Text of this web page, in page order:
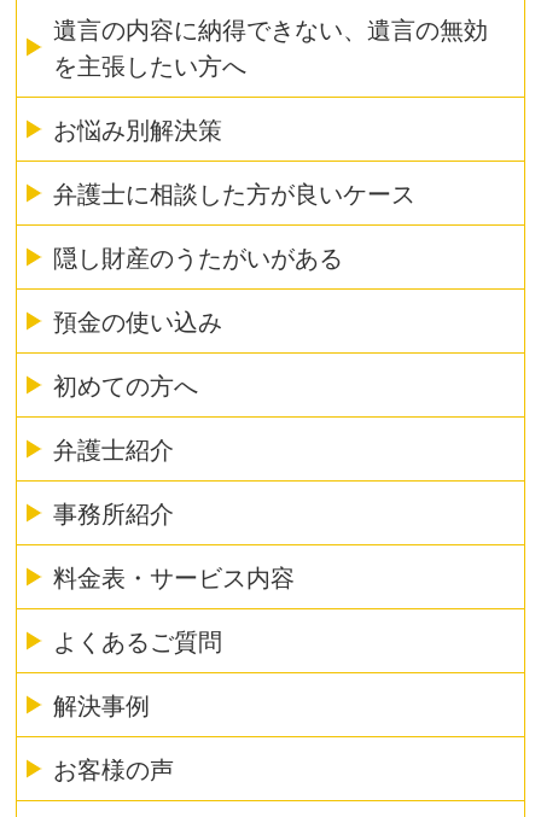
遺言の内容に納得できない、遺言の無効
を主張したい方へ
お悩み別解決策
弁護士に相談した方が良いケース
隠し財産のうたがいがある
預金の使い込み
初めての方へ
弁護士紹介
事務所紹介
料金表・サービス内容
よくあるご質問
解決事例
お客様の声